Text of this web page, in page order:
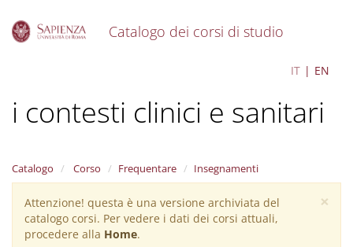
Catalogo dei corsi di studio
IT EN
Psicologia della Salute per
i contesti clinici e sanitari
Catalogo Corso Frequentare Insegnamenti
×
Warning
message
Attenzione! questa è una versione archiviata del
catalogo corsi. Per vedere i dati dei corsi attuali,
procedere alla Home.